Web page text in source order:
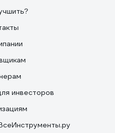
инвесторов